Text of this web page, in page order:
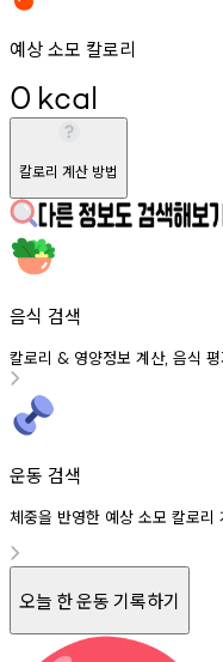
예상 소모 칼로리
0 kcal
칼로리 계산 방법
음식 검색
칼로리 & 영양정보 계산, 음식
운동 검색
체중을 반영한 예상 소모 칼로리
오늘 한 운동 기록하기